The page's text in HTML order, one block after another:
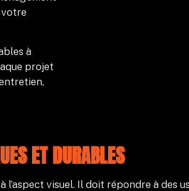
votre
à
projet
ET DURABLES
l’aspect visuel. Il doit répondre à